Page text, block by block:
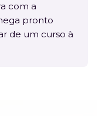
com a
pronto
de um curso à